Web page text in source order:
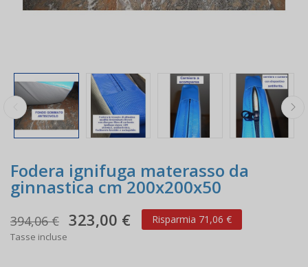
Fodera ignifuga materasso da
ginnastica cm 200x200x50
394,06 € 323,00 € Risparmia 71,06 €
Tasse incluse